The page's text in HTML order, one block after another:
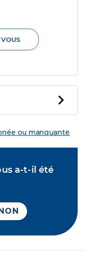
ou manquante
a-t-il été
NON